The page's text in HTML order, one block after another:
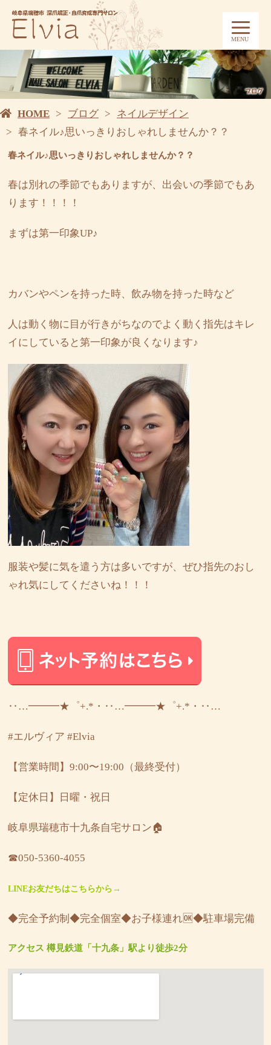
MENU
HOME ブログ
ネイルデザイン
春ネイル♪思いっきりおしゃれしませんか？？
春ネイル♪思いっきりおしゃれしませんか？？
春は別れの季節でもありますが、出会いの季節でもあ
ります！！！！
まずは第一印象UP♪
カバンやペンを持った時、飲み物を持った時など
人は動く物に目が行きがちなのでよく動く指先はキレ
イにしていると第一印象が良くなります♪
服装や髪に気を遣う方は多いですが、ぜひ指先のおし
ゃれ気にしてくださいね！！！
‥…━━━★゜+.*・‥…━━━★゜+.*・‥…
#エルヴィア #Elvia
【営業時間】9:00〜19:00（最終受付）
【定休日】日曜・祝日
岐阜県瑞穂市十九条自宅サロン🏠
☎︎050-5360-4055
LINEお友だちはこちらから→
◆完全予約制◆完全個室◆お子様連れ🆗◆駐車場完備
アクセス 樽見鉄道「十九条」駅より徒歩2分